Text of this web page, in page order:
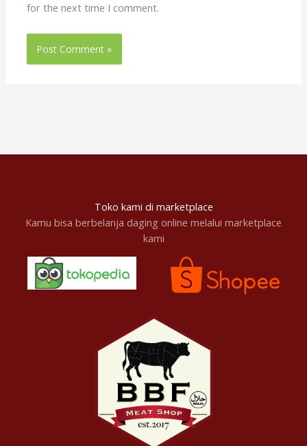
for the next time I comment.
Toko kami di marketplace
Kamu bisa berbelanja daging online melalui marketplace
kami